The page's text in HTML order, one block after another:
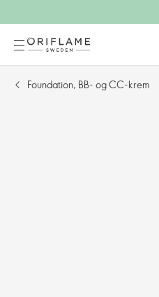
Foundation, BB- og CC-krem